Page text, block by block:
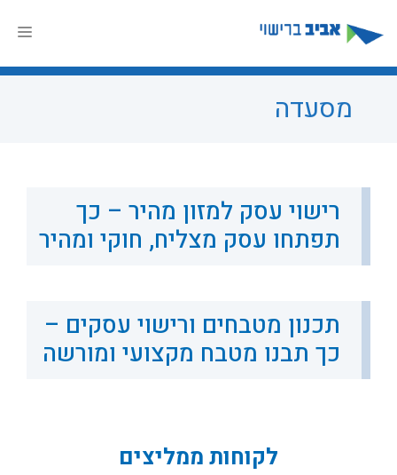
לתוכן
מסעדה
רישוי עסק למזון מהיר – כך
תפתחו עסק מצליח, חוקי ומהיר
תכנון מטבחים ורישוי עסקים –
כך תבנו מטבח מקצועי ומורשה
לקוחות ממליצים